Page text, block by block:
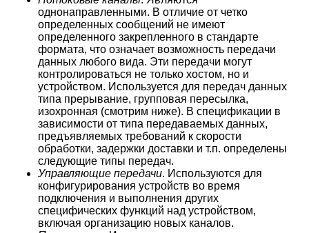
однонаправленными. В отличие от четко
определенных сообщений не имеют
определенного закрепленного в стандарте
формата, что означает возможность передачи
данных любого вида. Эти передачи могут
контролироваться не только хостом, но и
устройством. Используется для передач данных
типа прерывание, групповая пересылка,
изохронная (смотрим ниже). В спецификации в
зависимости от типа передаваемых данных,
предъявляемых требований к скорости
обработки, задержки доставки и т.п. определены
следующие типы передач.
Управляющие передачи. Используются для
конфигурирования устройств во время
подключения и выполнения других
специфических функций над устройством,
включая организацию новых каналов.